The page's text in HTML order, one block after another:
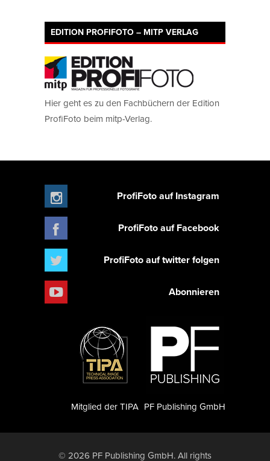
EDITION PROFIFOTO – MITP VERLAG
Hier geht es zu den Fachbüchern der Edition
ProfiFoto beim mitp-Verlag.
ProfiFoto auf Instagram
ProfiFoto auf Facebook
ProfiFoto auf twitter folgen
Abonnieren
PF Publishing GmbH
Mitglied der TIPA
© 2026 PF Publishing GmbH. All rights